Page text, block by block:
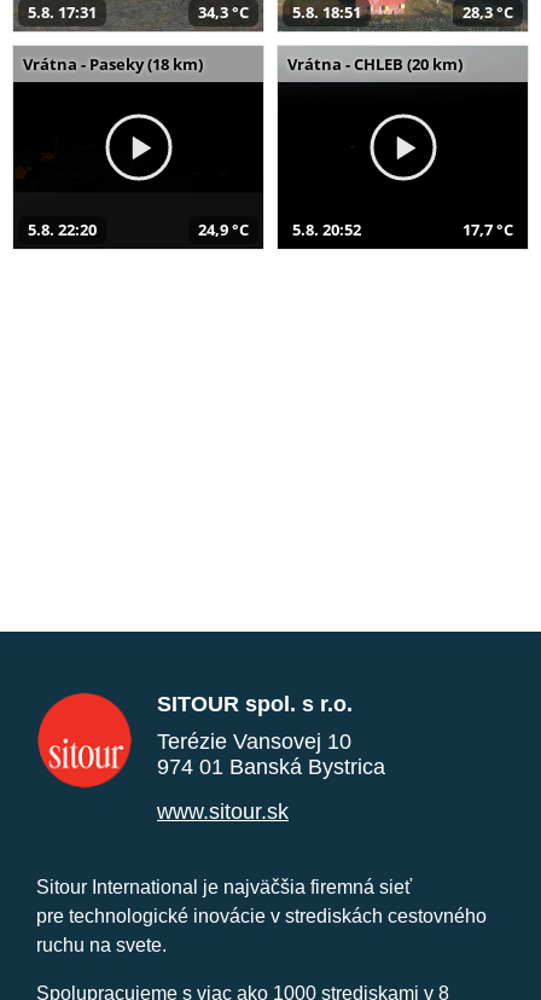
5.8. 17:31 34,3 °C 5.8. 18:51 28,3 °C
Vrátna - Paseky (18 km)
5.8. 22:20 24,9 °C
Vrátna - CHLEB (20 km)
5.8. 20:52 17,7 °C
SITOUR spol. s r.o.
Terézie Vansovej 10
974 01 Banská Bystrica
www.sitour.sk
Sitour International je najväčšia firemná sieť
pre technologické inovácie v strediskách cestovného
ruchu na svete.
Spolupracujeme s viac ako 1000 strediskami v 8